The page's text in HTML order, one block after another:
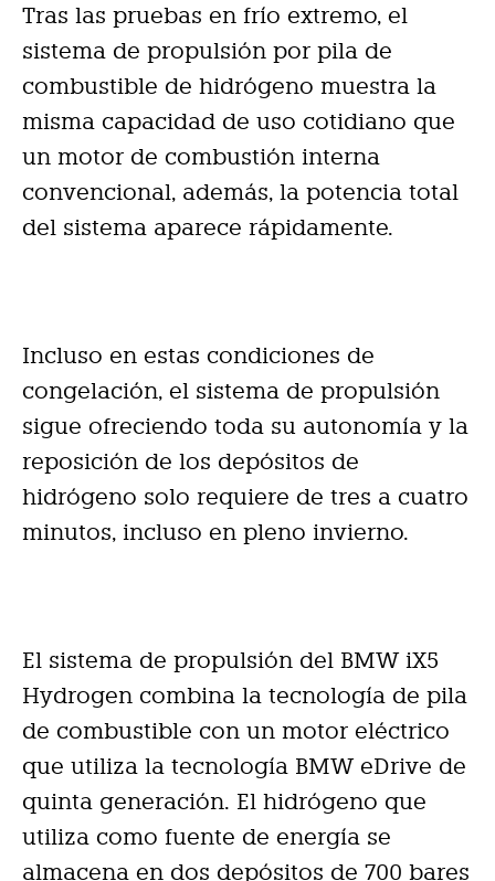
Tras las pruebas en frío extremo, el
sistema de propulsión por pila de
combustible de hidrógeno muestra la
misma capacidad de uso cotidiano que
un motor de combustión interna
convencional, además, la potencia total
del sistema aparece rápidamente.
Incluso en estas condiciones de
congelación, el sistema de propulsión
sigue ofreciendo toda su autonomía y la
reposición de los depósitos de
hidrógeno solo requiere de tres a cuatro
minutos, incluso en pleno invierno.
El sistema de propulsión del BMW iX5
Hydrogen combina la tecnología de pila
de combustible con un motor eléctrico
que utiliza la tecnología BMW eDrive de
quinta generación. El hidrógeno que
utiliza como fuente de energía se
almacena en dos depósitos de 700 bares